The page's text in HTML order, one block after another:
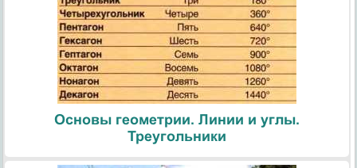
Основы геометрии. Линии и углы.
Треугольники